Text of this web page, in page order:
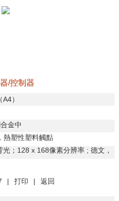
/控制器
（A4）
金中
熱塑性塑料觸點
； 128 x 168像素分辨率 ; 德文，
| 打印 | 返回